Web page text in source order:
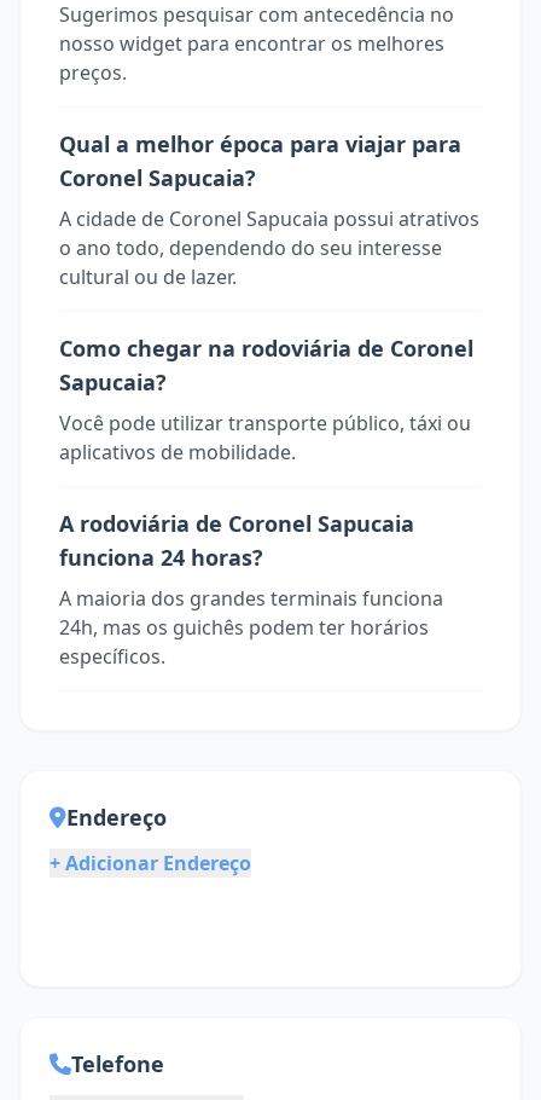
Sugerimos pesquisar com antecedência no
nosso widget para encontrar os melhores
preços.
Qual a melhor época para viajar para
Coronel Sapucaia?
A cidade de Coronel Sapucaia possui atrativos
o ano todo, dependendo do seu interesse
cultural ou de lazer.
Como chegar na rodoviária de Coronel
Sapucaia?
Você pode utilizar transporte público, táxi ou
aplicativos de mobilidade.
A rodoviária de Coronel Sapucaia
funciona 24 horas?
A maioria dos grandes terminais funciona
24h, mas os guichês podem ter horários
específicos.
Endereço
+ Adicionar Endereço
Telefone